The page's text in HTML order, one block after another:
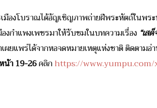
มืองโบราณได้อัญเชิญภาพถ่ายฝีพระหัตถ์ในพระ
งกำแพงเพชรมาให้รับชมในบทความเรื่อง “เส
ผยแพร่ได้จากหอจดหมายเหตุแห่งชาติ ติดตามอ่
น้า19-26คลิกhttps://